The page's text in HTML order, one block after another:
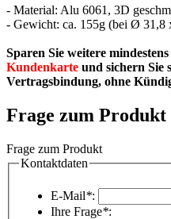
- Material: Alu 6061, 3D
- Gewicht: ca. 155g (bei Ø 31,8
Sparen Sie weitere
Kundenkarte und sichern Sie
Vertragsbindung, ohne
Frage zum Produkt
Frage zum Produkt
Kontaktdaten
E-Mail*:
Ihre Frage*: